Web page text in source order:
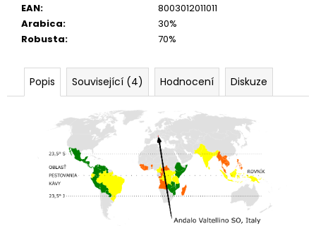
EAN:
8003012011011
Arabica:
30%
Robusta: 70%
Popis Související (4) Hodnocení Diskuze